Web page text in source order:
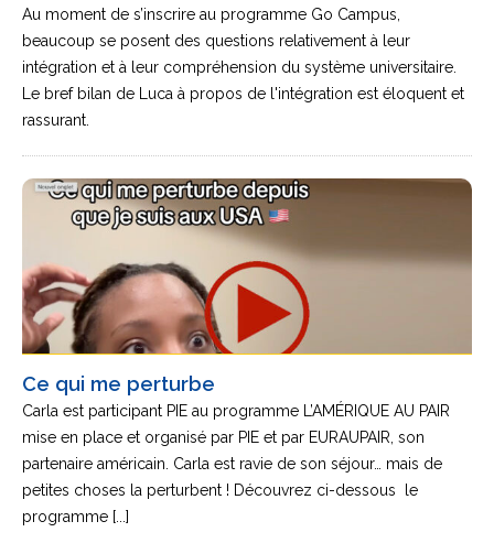
Au moment de s’inscrire au programme Go Campus,
beaucoup se posent des questions relativement à leur
intégration et à leur compréhension du système universitaire.
Le bref bilan de Luca à propos de l'intégration est éloquent et
rassurant.
Ce qui me perturbe
Carla est participant PIE au programme L’AMÉRIQUE AU PAIR
mise en place et organisé par PIE et par EURAUPAIR, son
partenaire américain. Carla est ravie de son séjour… mais de
petites choses la perturbent ! Découvrez ci-dessous le
programme [...]